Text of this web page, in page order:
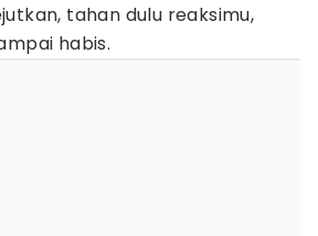
tahan dulu reaksimu,
habis.